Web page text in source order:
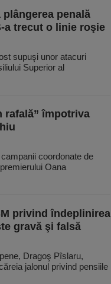
penală
a trecut o linie roşie
supuşi unor atacuri
Superior al
rafală” împotriva
coordonate de
Oana
privind îndeplinirea
gravă şi falsă
Dragoş Pîslaru,
jalonul privind pensiile